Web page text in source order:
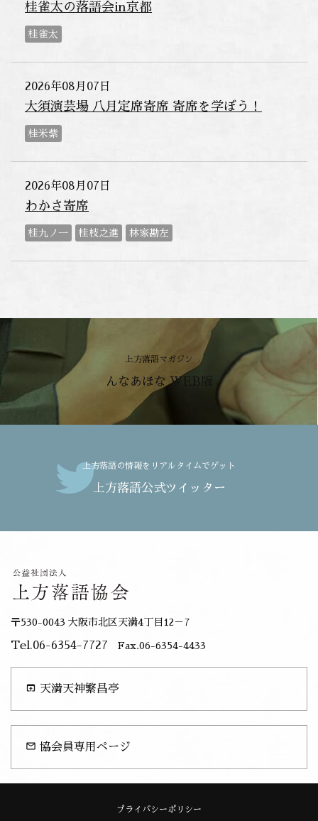
桂雀太の落語会in京都
桂雀太
2026年08月07日
大須演芸場 八月定席寄席 寄席を学ぼう！
桂米紫
2026年08月07日
わかさ寄席
桂九ノ一 桂枝之進 林家勘左
上方落語マガジン
んなあほな WEB版
上方落語の情報をリアルタイムでゲット
上方落語公式ツイッター
〒530-0043 大阪市北区天満4丁目12－7
Tel.06-6354-7727 Fax.06-6354-4433
open_in_browser 天満天神繁昌亭
mail_outline 協会員専用ページ
プライバシーポリシー